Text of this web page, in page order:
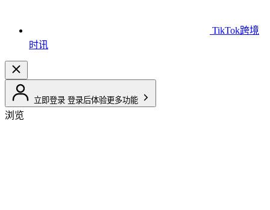
TikTok跨境
时讯
立即登录 登录后体验更多功能
浏览